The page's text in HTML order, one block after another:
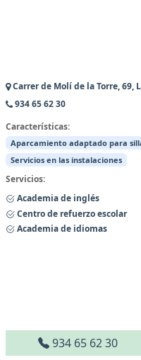
Carrer de Molí de la Torre, 69,
934 65 62 30
Características:
Aparcamiento adaptado para
Servicios en las instalaciones
Servicios:
Academia de inglés
Centro de refuerzo escolar
Academia de idiomas
934 65 62 30